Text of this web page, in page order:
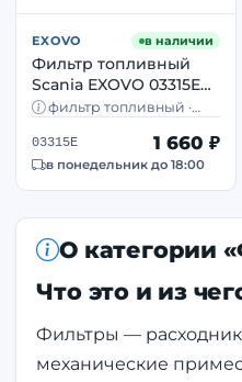
EXOVO в наличии
Фильтр топливный
Scania EXOVO 03315E
комплект 2 элемента
фильтр топливный ·
H=227,5 и H=209 мм ·
Scania
03315E 1 660 ₽
в понедельник до 18:00
О категории
Что это и из
Фильтры —
механические